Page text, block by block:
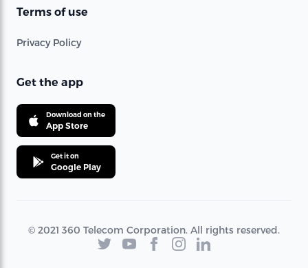
Terms of use
Privacy Policy
Get the app
Download on the
App Store
Get it on
Google Play
© 2021 360 Telecom Corporation. All rights reserved.